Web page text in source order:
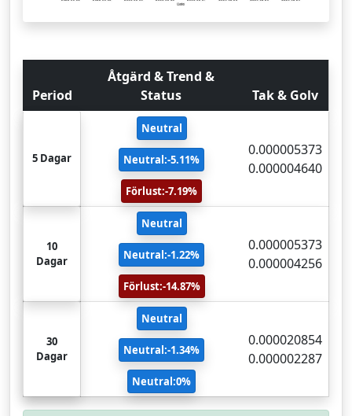
Period
Åtgärd & Trend &
Status
Tak & Golv
5 Dagar
Neutral
Neutral:-5.11%
Förlust:-7.19%
0.000005373
0.000004640
10
Dagar
Neutral
Neutral:-1.22%
Förlust:-14.87%
0.000005373
0.000004256
30
Dagar
Neutral
Neutral:-1.34%
Neutral:0%
0.000020854
0.000002287